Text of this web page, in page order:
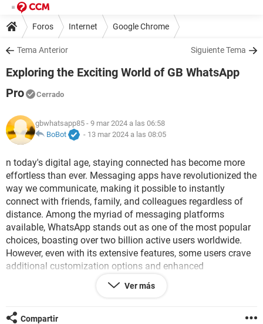
Foros Internet Google Chrome
Tema Anterior Siguiente Tema
Exploring the Exciting World of GB WhatsApp
Pro
Cerrado
gbwhatsapp85 - 9 mar 2024 a las 06:58
BoBot
- 13 mar 2024 a las 08:05
n today's digital age, staying connected has become more
effortless than ever. Messaging apps have revolutionized the
way we communicate, making it possible to instantly
connect with friends, family, and colleagues regardless of
distance. Among the myriad of messaging platforms
available, WhatsApp stands out as one of the most popular
choices, boasting over two billion active users worldwide.
However, even with its extensive features, some users crave
additional customization options and enhanced
of the original WhatsApp that takes messaging to a whole
Ver más
Compartir